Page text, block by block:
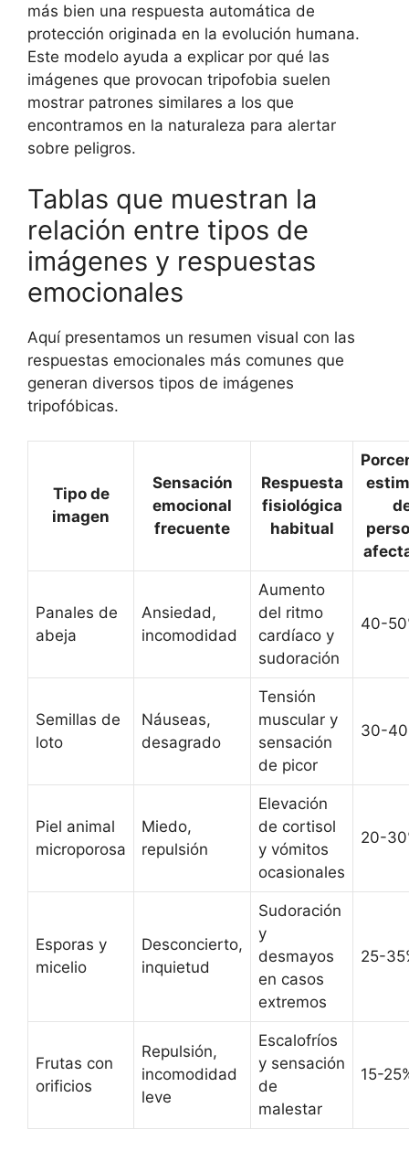
más bien una respuesta automática de
protección originada en la evolución humana.
Este modelo ayuda a explicar por qué las
imágenes que provocan tripofobia suelen
mostrar patrones similares a los que
encontramos en la naturaleza para alertar
sobre peligros.
Tablas que muestran la
relación entre tipos de
imágenes y respuestas
emocionales
Aquí presentamos un resumen visual con las
respuestas emocionales más comunes que
generan diversos tipos de imágenes
tripofóbicas.
Tipo de
imagen
Sensación
emocional
frecuente
Respuesta
fisiológica
habitual
Panales de
abeja
Ansiedad,
incomodidad
Aumento
del ritmo
cardíaco y
sudoración
40-
Semillas de
loto
Náuseas,
desagrado
Tensión
muscular y
sensación
de picor
30-
Piel animal
microporosa
Miedo,
repulsión
Elevación
de cortisol
y vómitos
ocasionales
20-
Esporas y
micelio
Desconcierto,
inquietud
Sudoración
y
desmayos
en casos
extremos
25-
Frutas con
orificios
Repulsión,
incomodidad
leve
Escalofríos
y sensación
de
malestar
15-